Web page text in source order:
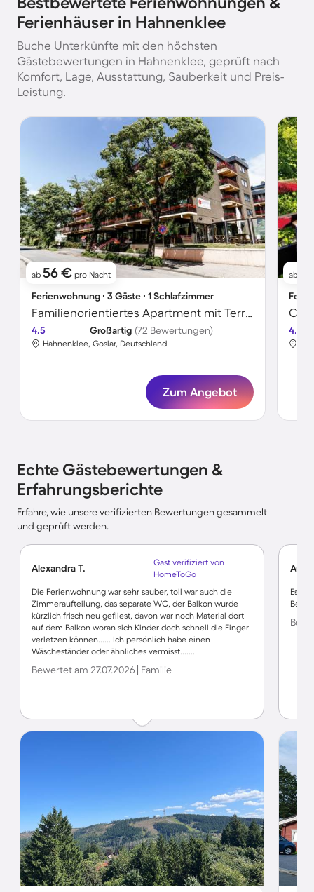
Ferienhäuser in Hahnenklee
Buche Unterkünfte mit den höchsten
Gästebewertungen in Hahnenklee, geprüft nach
Komfort, Lage, Ausstattung, Sauberkeit und Preis-
Leistung.
ab 56 € pro Nacht
Ferienwohnung ∙ 3 Gäste ∙ 1 Schlafzimmer
Familienorientiertes Apartment mit Terrasse | Seeblick | Nah am Skifahren
4.5 Großartig (72 Bewertungen)
Hahnenklee, Goslar, Deutschland
Zum Angebot
ab
4.5
Echte Gästebewertungen &
Erfahrungsberichte
Erfahre, wie unsere verifizierten Bewertungen gesammelt
und geprüft werden.
Alexandra T.
Gast verifiziert von
HomeToGo
Die Ferienwohnung war sehr sauber, toll war auch die
Zimmeraufteilung, das separate WC, der Balkon wurde
kürzlich frisch neu gefliest, davon war noch Material dort
auf dem Balkon woran sich Kinder doch schnell die Finger
verletzen können...... Ich persönlich habe einen
Wäscheständer oder ähnliches vermisst.......
Bewertet am 27.07.2026 | Familie
Es